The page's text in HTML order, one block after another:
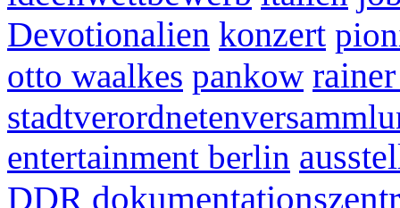
Devotionalien konzert
otto waalkes pankow
entertainment berlin
DDR